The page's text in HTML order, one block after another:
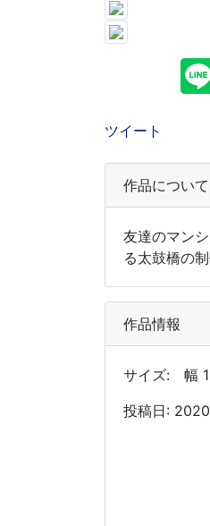
ツイート
作品について
友達のマン
る太鼓橋の
作品情報
サイズ: 幅
投稿日: